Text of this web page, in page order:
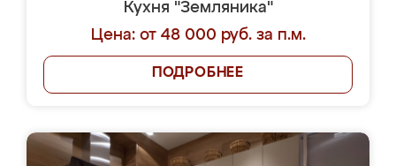
Кухня "Земляника"
Цена: от 48 000 руб. за п.м.
ПОДРОБНЕЕ